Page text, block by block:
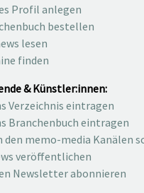
Profil anlegen
bestellen
lesen
finden
& Künstler:innen:
Verzeichnis eintragen
Branchenbuch eintragen
den memo-media Kanälen
veröffentlichen
Newsletter abonnieren